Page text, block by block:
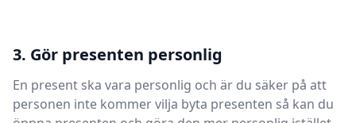
3. Gör presenten personlig
En present ska vara personlig och är du säker på att
personen inte kommer vilja byta presenten så kan du